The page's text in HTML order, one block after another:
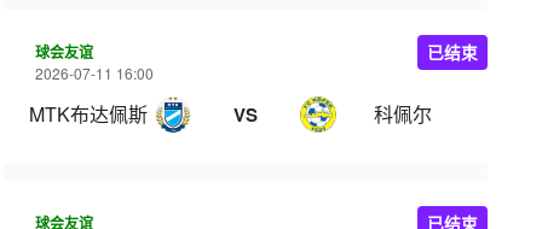
球会友谊
2026-07-11 16:00
MTK布达佩斯 VS 科佩尔
已结束
球会友谊 已结束